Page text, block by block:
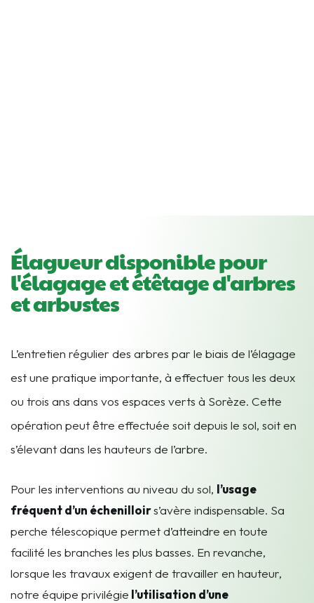
Élagueur disponible pour
l'élagage et étêtage d'arbres
et arbustes
L’entretien régulier des arbres par le biais de l’élagage
est une pratique importante, à effectuer tous les deux
ou trois ans dans vos espaces verts à Sorèze. Cette
opération peut être effectuée soit depuis le sol, soit en
s’élevant dans les hauteurs de l’arbre.
Pour les interventions au niveau du sol, l’usage
fréquent d’un échenilloirs’avère indispensable. Sa
perche télescopique permet d’atteindre en toute
facilité les branches les plus basses. En revanche,
lorsque les travaux exigent de travailler en hauteur,
notre équipe privilégie l’utilisation d’une